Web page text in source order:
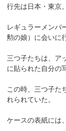
行先は日本・東京。
レギュラーメンバ
勲の娘）に会いに
三つ子たちは、ア
に貼られた自分の
この時、三つ子た
れられていた。
ケースの表紙には